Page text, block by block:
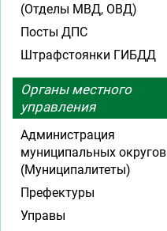
(Отделы МВД, ОВД)
Посты ДПС
Штрафстоянки ГИБДД
Органы местного
управления
Администрация
муниципальных округов
(Муниципалитеты)
Префектуры
Управы